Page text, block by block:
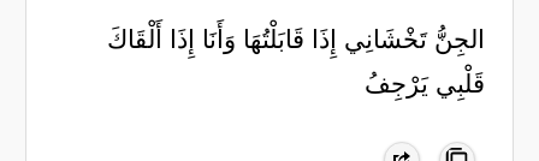
‏الجِنُّ تَخْشَانِي إِذَا قَابَلْتُهَا وَأَنَا إِذَا أَلْقَاكَ
قَلْبِي يَرْجِفُ